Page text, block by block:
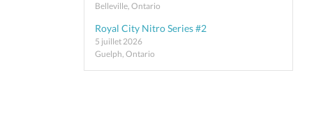
Belleville, Ontario
Royal City Nitro Series #2
5 juillet 2026
Guelph, Ontario